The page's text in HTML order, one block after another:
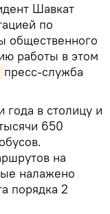
Шавкат
по
общественного
работы в этом
пресс-служба
года в столицу и
650
на
налажено
порядка 2